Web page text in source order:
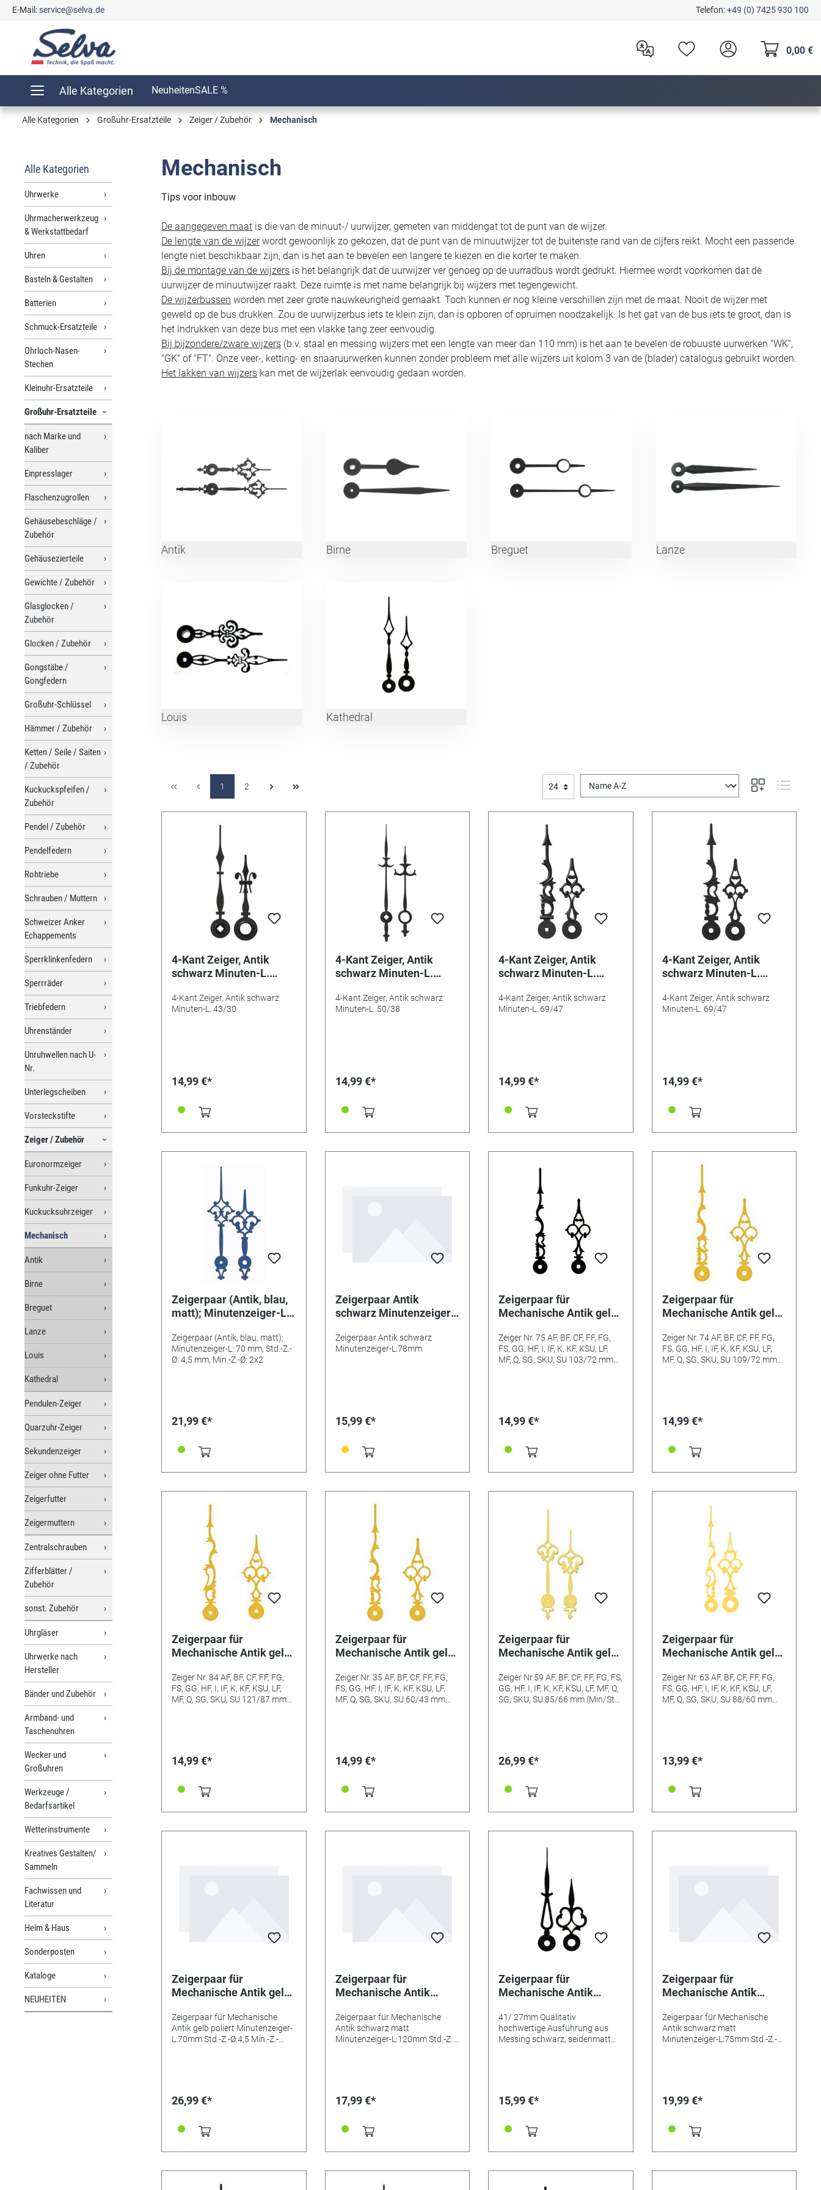
Zur Hauptnavigation springen
E-Mail:service@selva.de Telefon:+49 (0) 7425 930 100
0,00 €
Alle Kategorien NeuheitenSALE %
Alle Kategorien Großuhr-Ersatzteile Zeiger / Zubehör Mechanisch
Alle Kategorien
Uhrwerke
Uhrmacherwerkzeug
& Werkstattbedarf
Uhren
Basteln & Gestalten
Batterien
Schmuck-Ersatzteile
Ohrloch-Nasen-
Stechen
Kleinuhr-Ersatzteile
Großuhr-Ersatzteile
nach Marke und
Kaliber
Einpresslager
Flaschenzugrollen
Gehäusebeschläge /
Zubehör
Gehäusezierteile
Gewichte / Zubehör
Glasglocken /
Zubehör
Glocken / Zubehör
Gongstäbe /
Gongfedern
Großuhr-Schlüssel
Hämmer / Zubehör
Ketten / Seile / Saiten
/ Zubehör
Kuckuckspfeifen /
Zubehör
Pendel / Zubehör
Pendelfedern
Rohtriebe
Schrauben / Muttern
Schweizer Anker
Echappements
Sperrklinkenfedern
Sperrräder
Triebfedern
Uhrenständer
Unruhwellen nach U-
Nr.
Unterlegscheiben
Vorsteckstifte
Zeiger / Zubehör
Euronormzeiger
Funkuhr-Zeiger
Kuckucksuhrzeiger
Mechanisch
Antik
Birne
Breguet
Lanze
Louis
Kathedral
Pendulen-Zeiger
Quarzuhr-Zeiger
Sekundenzeiger
Zeiger ohne Futter
Zeigerfutter
Zeigermuttern
Zentralschrauben
Zifferblätter /
Zubehör
sonst. Zubehör
Uhrgläser
Uhrwerke nach
Hersteller
Bänder und Zubehör
Armband- und
Taschenuhren
Wecker und
Großuhren
Werkzeuge /
Bedarfsartikel
Wetterinstrumente
Kreatives Gestalten/
Sammeln
Fachwissen und
Literatur
Heim & Haus
Sonderposten
Kataloge
NEUHEITEN
Mechanisch
Tips voor inbouw
De aangegeven maat is die van de minuut-/ uurwijzer, gemeten van middengat tot de punt van de wijzer.
De lengte van de wijzerwordt gewoonlijk zo gekozen, dat de punt van de minuutwijzer tot de buitenste rand van de cijfers reikt. Mocht een passende
lengte niet beschikbaar zijn, dan is het aan te bevelen een langere te kiezen en die korter te maken.
Bij de montage van de wijzers is het belangrijk dat de uurwijzer ver genoeg op de uurradbus wordt gedrukt. Hiermee wordt voorkomen dat de
uurwijzer de minuutwijzer raakt. Deze ruimte is met name belangrijk bij wijzers met tegengewicht.
De wijzerbussen worden met zeer grote nauwkeurigheid gemaakt. Toch kunnen er nog kleine verschillen zijn met de maat. Nooit de wijzer met
geweld op de bus drukken. Zou de uurwijzerbus iets te klein zijn, dan is opboren of opruimen noodzakelijk. Is het gat van de bus iets te groot, dan is
het indrukken van deze bus met een vlakke tang zeer eenvoudig.
Bij bijzondere/zware wijzers (b.v. staal en messing wijzers met een lengte van meer dan 110 mm) is het aan te bevelen de robuuste uurwerken "WK",
"GK" of "FT". Onze veer-, ketting- en snaaruurwerken kunnen zonder probleem met alle wijzers uit kolom 3 van de (blader) catalogus gebruikt worden.
Het lakken van wijzers kan met de wijzerlak eenvoudig gedaan worden.
Antik Birne Breguet Lanze
Louis Kathedral
1 2
4-Kant Zeiger, Antik
schwarz Minuten-L.
4-Kant Zeiger, Antik schwarz
Minuten-L. 43/30
14,99 €*
4-Kant Zeiger, Antik
schwarz Minuten-L.
4-Kant Zeiger, Antik schwarz
Minuten-L. 50/38
14,99 €*
4-Kant Zeiger, Antik
schwarz Minuten-L.
4-Kant Zeiger, Antik schwarz
Minuten-L. 69/47
14,99 €*
4-Kant Zeiger, Antik
schwarz Minuten-L.
4-Kant Zeiger, Antik schwarz
Minuten-L. 69/47
14,99 €*
Zeigerpaar (Antik, blau,
matt); Minutenzeiger-L:
mm, Min.-Z.-Ø: 2x2
Zeigerpaar (Antik, blau, matt);
Minutenzeiger-L: 70 mm, Std.-Z.-
Ø: 4,5 mm, Min.-Z.-Ø: 2x2
21,99 €*
Zeigerpaar Antik
schwarz Minutenzeiger-
Zeigerpaar Antik schwarz
Minutenzeiger-L:78mm
15,99 €*
Zeigerpaar für
Mechanische Antik gelb
Zeiger Nr. 75 AF, BF, CF, FF, FG,
FS, GG, HF, I, IF, K, KF, KSU, LF,
MF, Q, SG, SKU, SU 103/72 mm
14,99 €*
Zeigerpaar für
Mechanische Antik gelb
Zeiger Nr. 74 AF, BF, CF, FF, FG,
FS, GG, HF, I, IF, K, KF, KSU, LF,
MF, Q, SG, SKU, SU 109/72 mm
14,99 €*
Zeigerpaar für
Mechanische Antik gelb
Zeiger Nr. 84 AF, BF, CF, FF, FG,
FS, GG, HF, I, IF, K, KF, KSU, LF,
MF, Q, SG, SKU, SU 121/87 mm
14,99 €*
Zeigerpaar für
Mechanische Antik gelb
Zeiger Nr. 35 AF, BF, CF, FF, FG,
FS, GG, HF, I, IF, K, KF, KSU, LF,
MF, Q, SG, SKU, SU 60/43 mm
14,99 €*
Zeigerpaar für
Mechanische Antik gelb
Zeiger Nr.59 AF, BF, CF, FF, FG, FS,
GG, HF, I, IF, K, KF, KSU, LF, MF, Q,
SG, SKU, SU 85/66 mm (Min/Std)
26,99 €*
Zeigerpaar für
Mechanische Antik gelb
Zeiger Nr. 63 AF, BF, CF, FF, FG,
FS, GG, HF, I, IF, K, KF, KSU, LF,
MF, Q, SG, SKU, SU 88/60 mm
13,99 €*
Zeigerpaar für
Mechanische Antik gelb
L:70mm Std.-Z.-Ø:4,5
Min.-Z.-Ø:2x2
Zeigerpaar für Mechanische
Antik gelb poliert Minutenzeiger-
L:70mm Std.-Z.-Ø:4,5 Min.-Z.-
26,99 €*
Zeigerpaar für
Mechanische Antik
Minutenzeiger-L:120mm
Std.-Z.-Ø:6,5 Min.-Z.-
Ø:3,9x3,9
Zeigerpaar für Mechanische
Antik schwarz matt
Minutenzeiger-L:120mm Std.-Z.-
17,99 €*
Zeigerpaar für
Mechanische Antik
Minutenzeiger-L:41mm
Std.-Z.-Ø:4,5 Min.-Z.-
Ø:2x2
41/ 27mm Qualitativ
hochwertige Ausführung aus
Messing schwarz, seidenmatt
FG, FS, GG, I, IF, KF, KSU, LF, MF,
15,99 €*
Zeigerpaar für
Mechanische Antik
Minutenzeiger-L:75mm
Std.-Z.-Ø:4,5 Min.-Z.-
Ø:2x2
Zeigerpaar für Mechanische
Antik schwarz matt
Minutenzeiger-L:75mm Std.-Z.-
19,99 €*